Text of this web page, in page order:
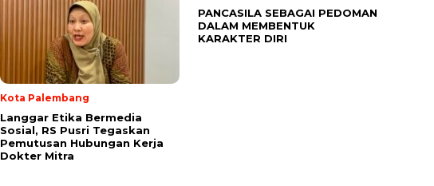
Kota Palembang
Langgar Etika Bermedia
Sosial, RS Pusri Tegaskan
Pemutusan Hubungan Kerja
Dokter Mitra
PANCASILA SEBAGAI PEDOMAN
DALAM MEMBENTUK
KARAKTER DIRI